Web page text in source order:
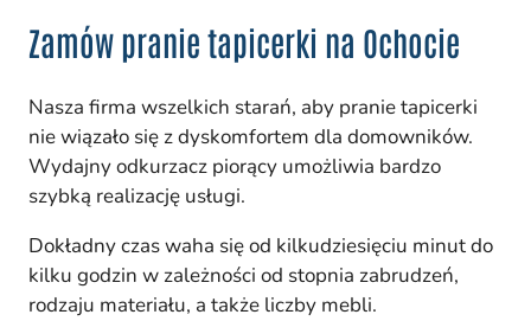
Zamów pranie tapicerki na Ochocie
Nasza firma wszelkich starań, aby pranie tapicerki
nie wiązało się z dyskomfortem dla domowników.
Wydajny odkurzacz piorący umożliwia bardzo
szybką realizację usługi.
Dokładny czas waha się od kilkudziesięciu minut do
kilku godzin w zależności od stopnia zabrudzeń,
rodzaju materiału, a także liczby mebli.